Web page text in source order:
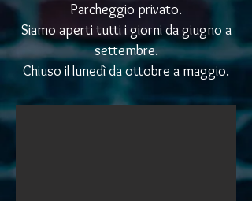
Parcheggio privato.
Siamo aperti tutti i giorni da giugno a
settembre.
Chiuso il lunedì da ottobre a maggio.